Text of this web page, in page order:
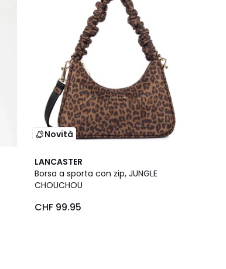
Novità
LANCASTER
Borsa a sporta con zip, JUNGLE
CHOUCHOU
CHF 99.95